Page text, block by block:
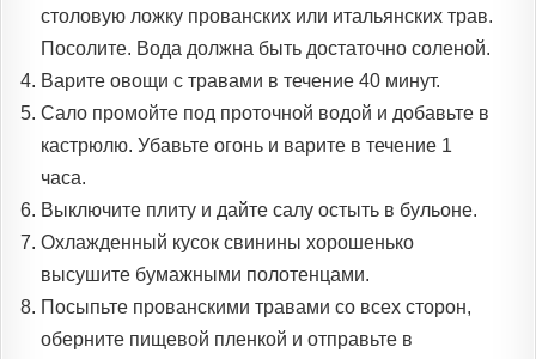
столовую ложку прованских или итальянских трав.
Посолите. Вода должна быть достаточно соленой.
Варите овощи с травами в течение 40 минут.
Сало промойте под проточной водой и добавьте в
кастрюлю. Убавьте огонь и варите в течение 1
часа.
Выключите плиту и дайте салу остыть в бульоне.
Охлажденный кусок свинины хорошенько
высушите бумажными полотенцами.
Посыпьте прованскими травами со всех сторон,
оберните пищевой пленкой и отправьте в